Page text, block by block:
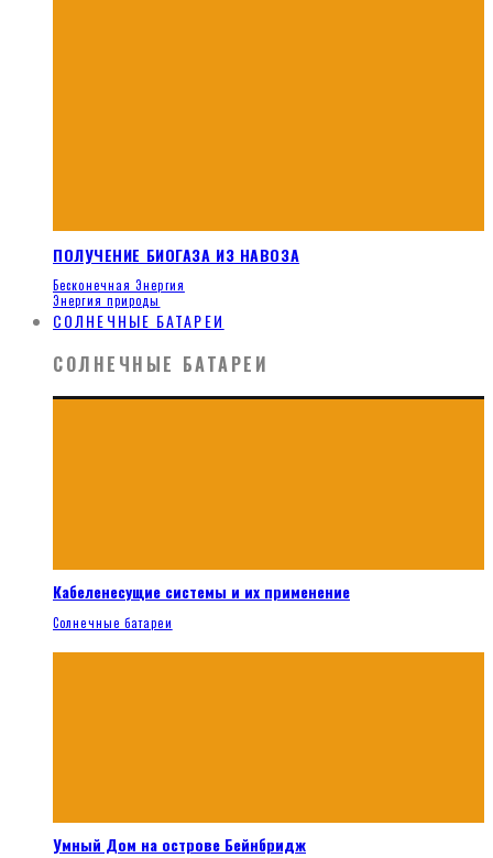
ПОЛУЧЕНИЕ БИОГАЗА ИЗ НАВОЗА
Бесконечная Энергия
Энергия природы
СОЛНЕЧНЫЕ БАТАРЕИ
СОЛНЕЧНЫЕ БАТАРЕИ
Кабеленесущие системы и их применение
Солнечные батареи
Умный Дом на острове Бейнбридж